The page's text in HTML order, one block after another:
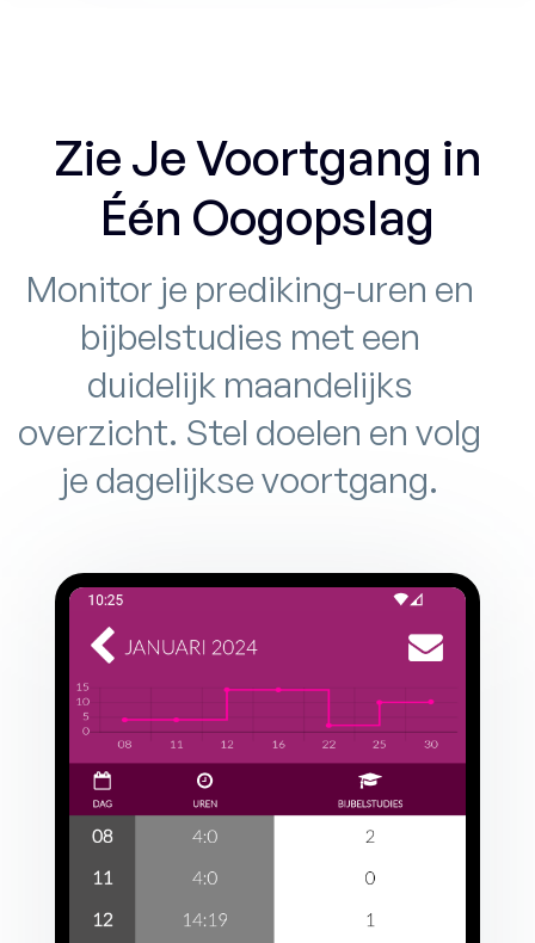
Zie Je Voortgang in
Één Oogopslag
Monitor je prediking-uren en
bijbelstudies met een
duidelijk maandelijks
overzicht. Stel doelen en volg
je dagelijkse voortgang.